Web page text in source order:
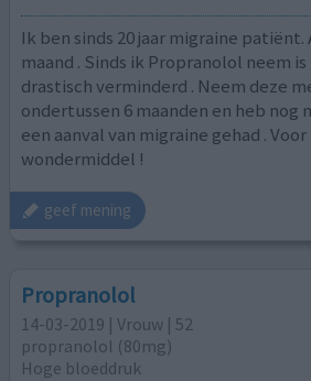
Ik ben sinds 20 jaar migraine
maand . Sinds ik Propranolol neem
drastisch verminderd . Neem deze
ondertussen 6 maanden en heb nog
een aanval van migraine gehad .
wondermiddel !
geef mening
Propranolol
14-03-2019 | Vrouw | 52
propranolol (80mg)
Hoge bloeddruk